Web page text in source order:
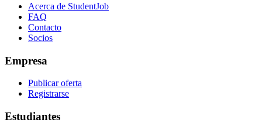
Acerca de StudentJob
FAQ
Contacto
Socios
Empresa
Publicar oferta
Registrarse
Estudiantes